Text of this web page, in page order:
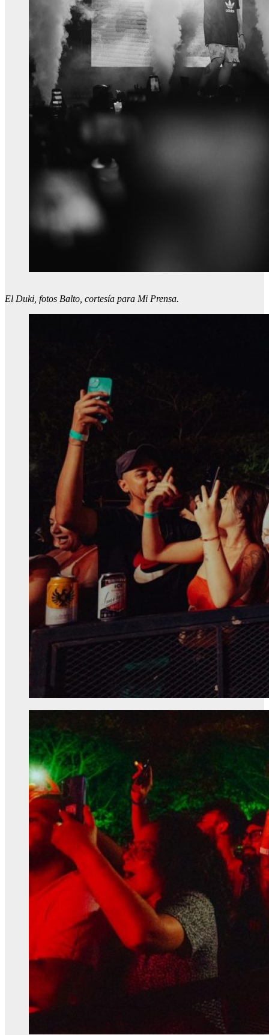
El Duki, fotos Balto, cortesía para Mi Prensa.